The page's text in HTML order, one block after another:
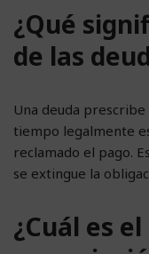
¿Qué
de las
Una deuda
tiempo legalmente
reclamado el pago.
se extingue la
¿Cuál es